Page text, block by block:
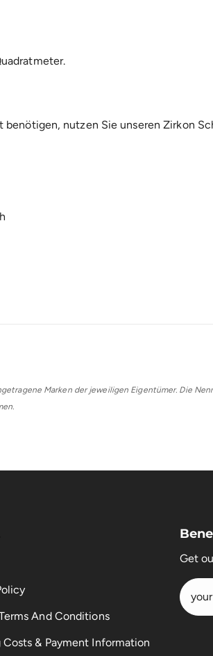
benötigen, nutzen Sie unserenZirkon
Marken der jeweiligen Eigentümer. Die
And Conditions
Costs & Payment Information
Get